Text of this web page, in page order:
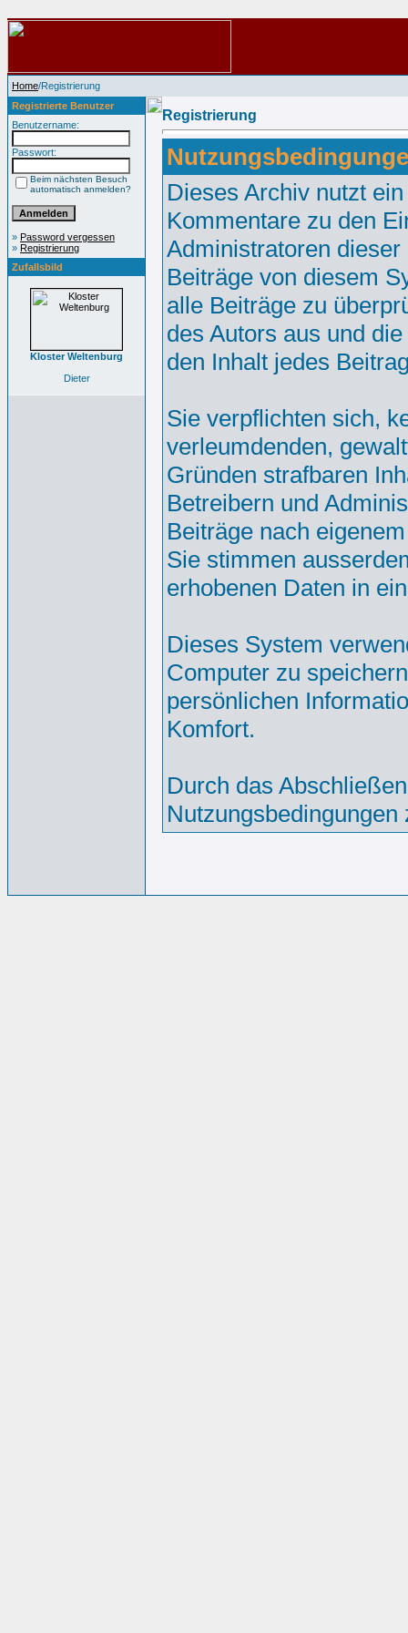
Home/Registrierung
Registrierte Benutzer
Benutzername:
Passwort:
Beim nächsten Besuch
automatisch anmelden?
» Password vergessen
» Registrierung
Zufallsbild
Kloster Weltenburg
Dieter
Registrierung
Dieses Archiv nutzt
Kommentare zu den
Administratoren
Beiträge von diesem
alle Beiträge zu
des Autors aus und
den Inhalt jedes
Sie verpflichten sich,
verleumdenden,
Gründen strafbaren
Betreibern und
Beiträge nach
Sie stimmen
erhobenen Daten in
Dieses System
Computer zu
persönlichen
Komfort.
Durch das
Nutzungsbedingungen